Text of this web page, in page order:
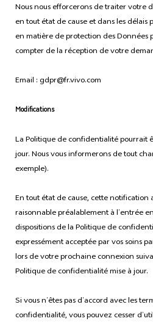
Nous nous efforcerons de traiter votre
en tout état de cause et dans les délais
en matière de protection des Données
compter de la réception de votre
Email : gdpr@fr.vivo.com
Modifications
La Politique de confidentialité pourrait
jour. Nous vous informerons de tout
exemple).
En tout état de cause, cette notification
raisonnable préalablement à l’entrée
dispositions de la Politique de
expressément acceptée par vos soins
lors de votre prochaine connexion
Politique de confidentialité mise à jour.
Si vous n’êtes pas d’accord avec les
confidentialité, vous pouvez cesser